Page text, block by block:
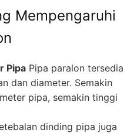
Mempengaruhi
Pipa Pipa paralon tersedia
dan diameter. Semakin
pipa, semakin tinggi
dinding pipa juga